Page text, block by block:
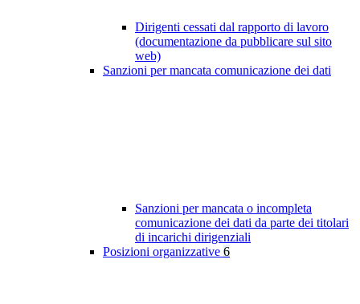
Dirigenti cessati dal rapporto di lavoro
(documentazione da pubblicare sul sito
web)
Sanzioni per mancata comunicazione dei dati
Sanzioni per mancata o incompleta
comunicazione dei dati da parte dei titolari
di incarichi dirigenziali
Posizioni organizzative 6